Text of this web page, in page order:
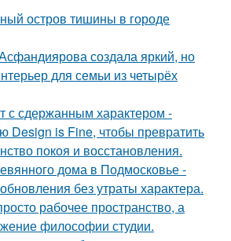
остров тишины в городе
создала яркий, но
для семьи из четырёх
с сдержанным характером -
Design is Fine, чтобы превратить
покоя и восстановления.
дома в Подмосковье -
без утраты характера.
рабочее пространство, а
философии студии.